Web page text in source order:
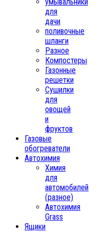
для
дачи
поливочные
шланги
Разное
Компостеры
Газонные
решетки
Сушилки
для
овощей
и
фруктов
Газовые
обогреватели
Автохимия
Химия
для
автомобилей
(разное)
Автохимия
Grass
Ящики